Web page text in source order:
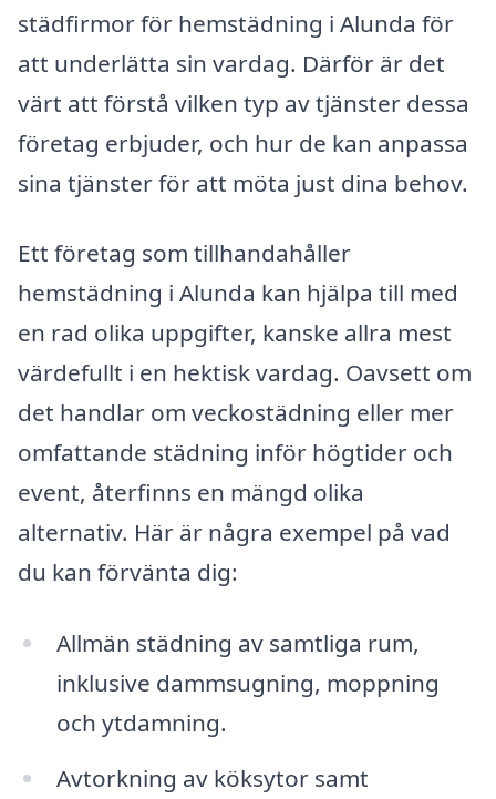
städfirmor för hemstädning i Alunda för
att underlätta sin vardag. Därför är det
värt att förstå vilken typ av tjänster dessa
företag erbjuder, och hur de kan anpassa
sina tjänster för att möta just dina behov.
Ett företag som tillhandahåller
hemstädning i Alunda kan hjälpa till med
en rad olika uppgifter, kanske allra mest
värdefullt i en hektisk vardag. Oavsett om
det handlar om veckostädning eller mer
omfattande städning inför högtider och
event, återfinns en mängd olika
alternativ. Här är några exempel på vad
du kan förvänta dig:
Allmän städning av samtliga rum,
inklusive dammsugning, moppning
och ytdamning.
Avtorkning av köksytor samt